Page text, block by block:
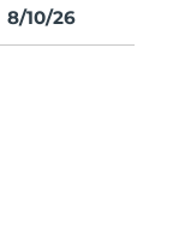
8/10/26